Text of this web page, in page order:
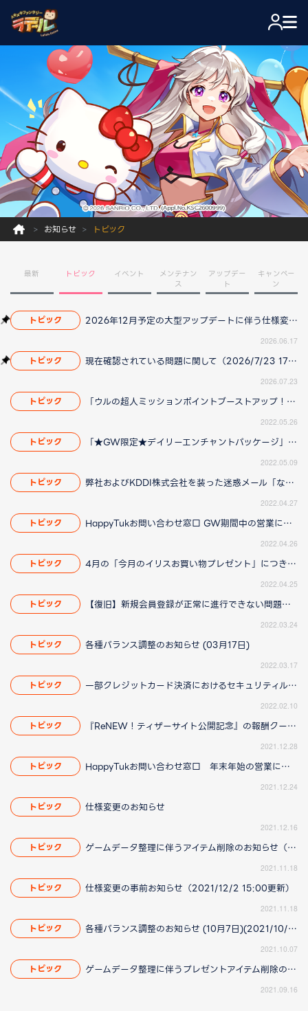
お知らせ トピック
最新 トピック イベント
メンテナン
ス
アップデー
ト
キャンペー
ン
トピック 2026年12月予定の大型アップデートに伴う仕様変更のお知らせ
2026.06.17
トピック 現在確認されている問題に関して（2026/7/23 17:00更新）
2026.07.23
トピック 「ウルの超人ミッションポイントブーストアップ！」につきまして「ウルの超人ミッションポイントブーストアップ！」につきまして（2022/05/27 13:30更新）
2022.05.26
トピック 「★GW限定★デイリーエンチャントパッケージ」につきまして
2022.05.09
トピック 弊社およびKDDI株式会社を装った迷惑メール「なりすましメール」にご注意ください
2022.04.27
トピック HappyTukお問い合わせ窓口 GW期間中の営業について
2022.04.26
トピック 4月の「今月のイリスお買い物プレゼント」につきまして
2022.04.25
トピック 【復旧】新規会員登録が正常に進行できない問題について
2022.03.24
トピック 各種バランス調整のお知らせ (03月17日)
2022.03.17
トピック 一部クレジットカード決済におけるセキュリティルール変更について
2022.02.10
トピック 『ReNEW！ティザーサイト公開記念』の報酬クーポンに関して
2021.12.28
トピック HappyTukお問い合わせ窓口 年末年始の営業について
2021.12.24
トピック 仕様変更のお知らせ
2021.12.16
トピック ゲームデータ整理に伴うアイテム削除のお知らせ（2022/04/14 18:30更新）
2021.11.18
トピック 仕様変更の事前お知らせ（2021/12/2 15:00更新）
2021.11.18
トピック 各種バランス調整のお知らせ (10月7日)(2021/10/11 11:45更新)
2021.10.07
トピック ゲームデータ整理に伴うプレゼントアイテム削除のお知らせ(2021/09/21 18:15更新)
2021.09.16